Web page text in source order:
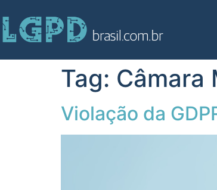
Tag: Câmara
Violação da